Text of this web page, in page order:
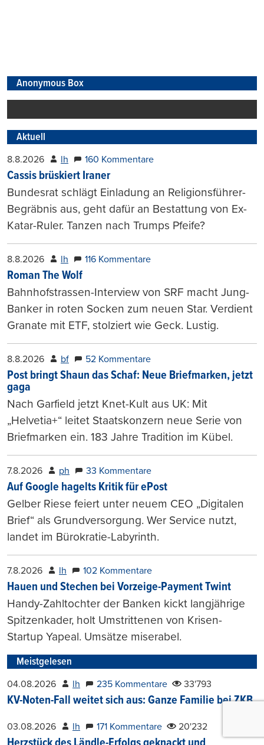
Anonymous Box
Aktuell
8.8.2026 lh 160 Kommentare
Cassis brüskiert Iraner
Bundesrat schlägt Einladung an Religionsführer-
Begräbnis aus, geht dafür an Bestattung von Ex-
Katar-Ruler. Tanzen nach Trumps Pfeife?
8.8.2026 lh 116 Kommentare
Roman The Wolf
Bahnhofstrassen-Interview von SRF macht Jung-
Banker in roten Socken zum neuen Star. Verdient
Granate mit ETF, stolziert wie Geck. Lustig.
8.8.2026 bf 52 Kommentare
Post bringt Shaun das Schaf: Neue Briefmarken, jetzt
gaga
Nach Garfield jetzt Knet-Kult aus UK: Mit
„Helvetia+“ leitet Staatskonzern neue Serie von
Briefmarken ein. 183 Jahre Tradition im Kübel.
7.8.2026 ph 33 Kommentare
Auf Google hagelts Kritik für ePost
Gelber Riese feiert unter neuem CEO „Digitalen
Brief“ als Grundversorgung. Wer Service nutzt,
landet im Bürokratie-Labyrinth.
7.8.2026 lh 102 Kommentare
Hauen und Stechen bei Vorzeige-Payment Twint
Handy-Zahltochter der Banken kickt langjährige
Spitzenkader, holt Umstrittenen von Krisen-
Startup Yapeal. Umsätze miserabel.
Meistgelesen
04.08.2026 lh 235 Kommentare 33'793
KV-Noten-Fall weitet sich aus: Ganze Familie bei ZKB
03.08.2026 lh 171 Kommentare 20'232